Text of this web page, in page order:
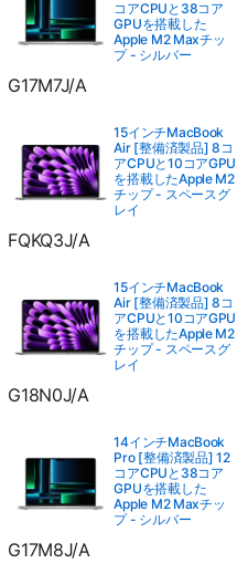
コアCPUと38コア
GPUを搭載した
Apple M2 Maxチッ
プ - シルバー
G17M7J/A
15インチMacBook
Air [整備済製品] 8コ
アCPUと10コアGPU
を搭載したApple M2
チップ - スペースグ
レイ
FQKQ3J/A
15インチMacBook
Air [整備済製品] 8コ
アCPUと10コアGPU
を搭載したApple M2
チップ - スペースグ
レイ
G18N0J/A
14インチMacBook
Pro [整備済製品] 12
コアCPUと38コア
GPUを搭載した
Apple M2 Maxチッ
プ - シルバー
G17M8J/A